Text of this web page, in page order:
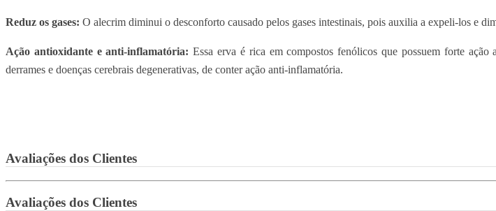
Reduz os gases: O alecrim diminui o desconforto causado pelos gases intestinais, pois auxilia a expeli-los e
Ação antioxidante e anti-inflamatória: Essa erva é rica em compostos fenólicos que possuem forte
derrames e doenças cerebrais degenerativas, de conter ação anti-inflamatória.
Avaliações dos Clientes
Avaliações dos Clientes